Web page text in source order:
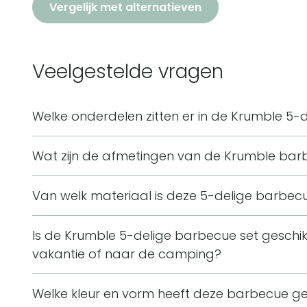
Vergelijk met alternatieven
Veelgestelde vragen
Welke onderdelen zitten er in de Krumble
barbecuetang en een siliconen borstel. De
opbergtas, zodat het barbecuegereedschap bij
Wat zijn de afmetingen van de Krumble
2 cm. De producttekst noemt voor de stoffen tas
Van welk materiaal is deze 5-delige
borstel. De accessoires hebben antislip
Is de Krumble 5-delige barbecue set
vakantie of naar de camping?
Welke kleur en vorm heeft deze barbecue